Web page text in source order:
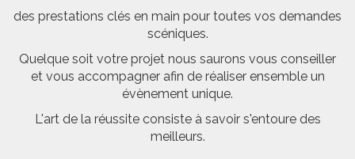
des prestations clés en main pour toutes vos demandes
scéniques.
Quelque soit votre projet nous saurons vous conseiller
et vous accompagner afin de réaliser ensemble un
évènement unique.
L'art de la réussite consiste à savoir s'entoure des
meilleurs.